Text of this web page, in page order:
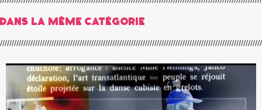
Dans la même catégorie